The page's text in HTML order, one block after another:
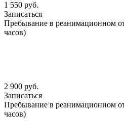
1 550 руб.
Записаться
Пребывание в реанимационном
часов)
2 900 руб.
Записаться
Пребывание в реанимационном
часов)